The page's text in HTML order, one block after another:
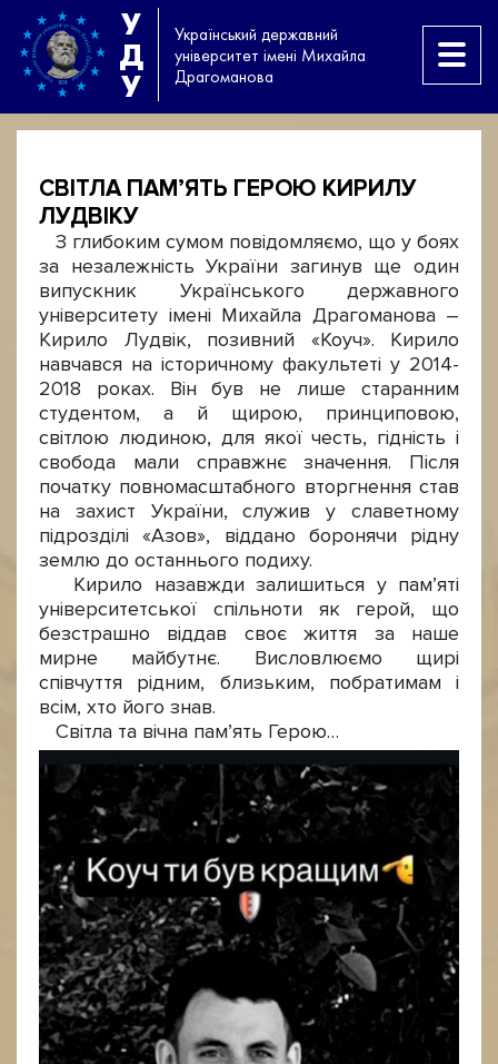
У
Д
У
Український державний
університет імені Михайла
Драгоманова
СВІТЛА ПАМ’ЯТЬ ГЕРОЮ КИРИЛУ
ЛУДВІКУ
З глибоким сумом повідомляємо, що у боях
за незалежність України загинув ще один
випускник Українського державного
університету імені Михайла Драгоманова –
Кирило Лудвік, позивний «Коуч». Кирило
навчався на історичному факультеті у 2014-
2018 роках. Він був не лише старанним
студентом, а й щирою, принциповою,
світлою людиною, для якої честь, гідність і
свобода мали справжнє значення. Після
початку повномасштабного вторгнення став
на захист України, служив у славетному
підрозділі «Азов», віддано боронячи рідну
землю до останнього подиху.
Кирило назавжди залишиться у пам’яті
університетської спільноти як герой, що
безстрашно віддав своє життя за наше
мирне майбутнє. Висловлюємо щирі
співчуття рідним, близьким, побратимам і
всім, хто його знав.
Світла та вічна пам’ять Герою…